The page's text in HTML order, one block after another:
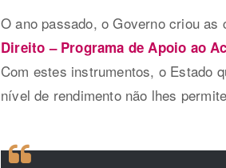
O ano passado, o Governo criou
Direito – Programa de Apoio ao
Com estes instrumentos, o Estado
nível de rendimento não lhes